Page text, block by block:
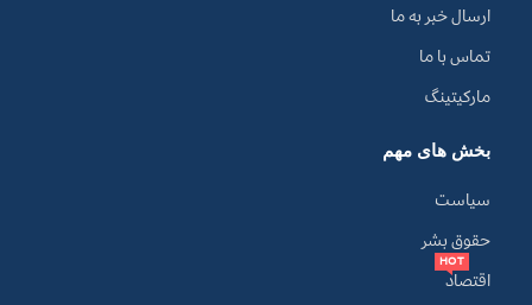
ارسال خبر به ما
تماس با ما
مارکیتینگ
بخش های مهم
سیاست
حقوق بشر
اقتصاد
HOT